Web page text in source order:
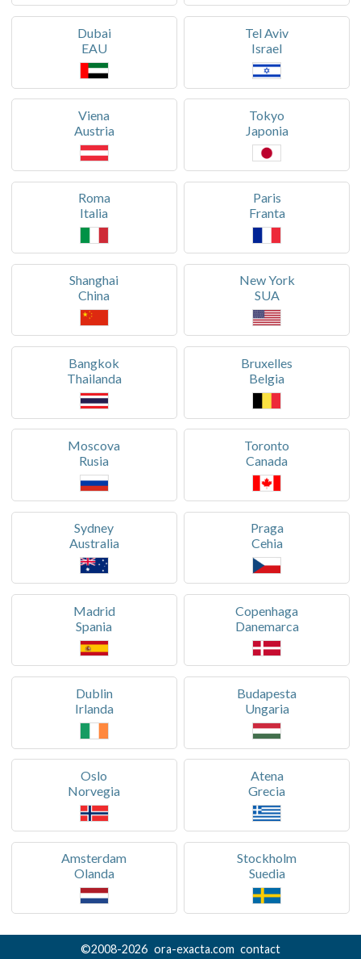
Dubai
EAU
Tel Aviv
Israel
Viena
Austria
Tokyo
Japonia
Roma
Italia
Paris
Franta
Shanghai
China
New York
SUA
Bangkok
Thailanda
Bruxelles
Belgia
Moscova
Rusia
Toronto
Canada
Sydney
Australia
Praga
Cehia
Madrid
Spania
Copenhaga
Danemarca
Dublin
Irlanda
Budapesta
Ungaria
Oslo
Norvegia
Atena
Grecia
Amsterdam
Olanda
Stockholm
Suedia
©2008-2026 ora-exacta.com contact